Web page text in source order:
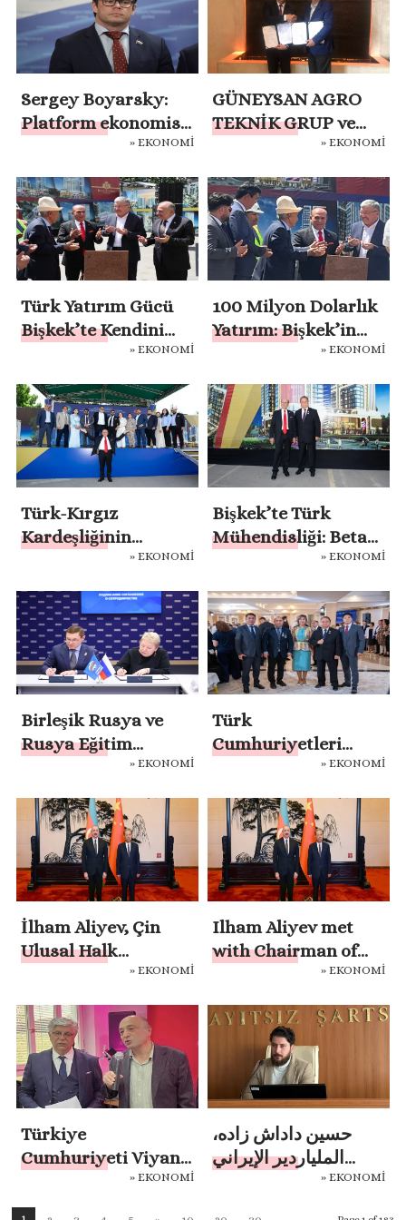
araya geldi
Sergey Boyarsky:
Platform ekonomisi
özel bir hukuki
gerektiriyor
» EKONOMİ
GÜNEYSAN AGRO
TEKNİK GRUP ve
ROMANYALI EAST
ARASINDA
STRATEJİK
ORTAKLIK YAPILAN
İMZA TÖRENİ İLE
OLDU
» EKONOMİ
Türk Yatırım Gücü
Bişkek’te Kendini
» EKONOMİ
100 Milyon Dolarlık
Yatırım: Bişkek’in
Kalbine Türk İmzası
» EKONOMİ
Türk-Kırgız
Kardeşliğinin
Sembolü: Beta
Yükseliyor
» EKONOMİ
Bişkek’te Türk
Mühendisliği: Beta
Holding’ten Dev» EKONOMİ
Birleşik Rusya ve
Rusya Eğitim
Akademisi eğitim
geliştirecek ve
vatanseverlik
eğitimine katılacak
» EKONOMİ
Türk
Cumhuriyetleri
Turizmi: Zengin
Mirasın Keşfi
» EKONOMİ
İlham Aliyev, Çin
Ulusal Halk
Kongresi Daimi
bir araya geldi
» EKONOMİ
Ilham Aliyev met
with Chairman of
National People’s
Congress of China
» EKONOMİ
Türkiye
Cumhuriyeti Viyana
Başkonsolosluğu
Muavin Konsolosu
» EKONOMİ
حسين داداش زاده،
الملياردير الإيراني
» EKONOMİ